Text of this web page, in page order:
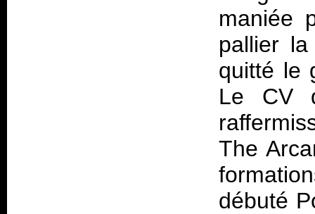
maniée
pallier
quitté le
Le CV
The
débuté